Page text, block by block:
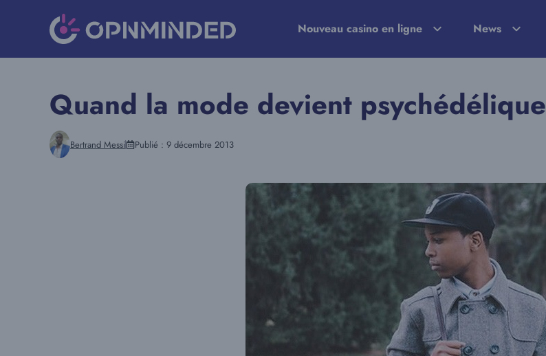
Nouveau casino en ligne News
Quand la mode devient psychédélique
Bertrand Messi Publié : 9 décembre 2013